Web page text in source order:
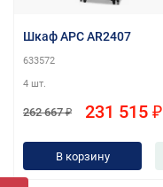
Шкаф APC AR2407
633572
4 шт.
262 667 ₽ 231 515 ₽
В корзину